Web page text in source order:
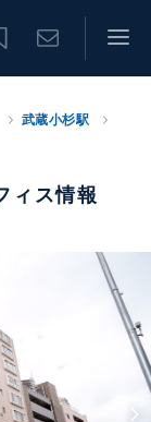
武蔵小杉駅
ィス情報